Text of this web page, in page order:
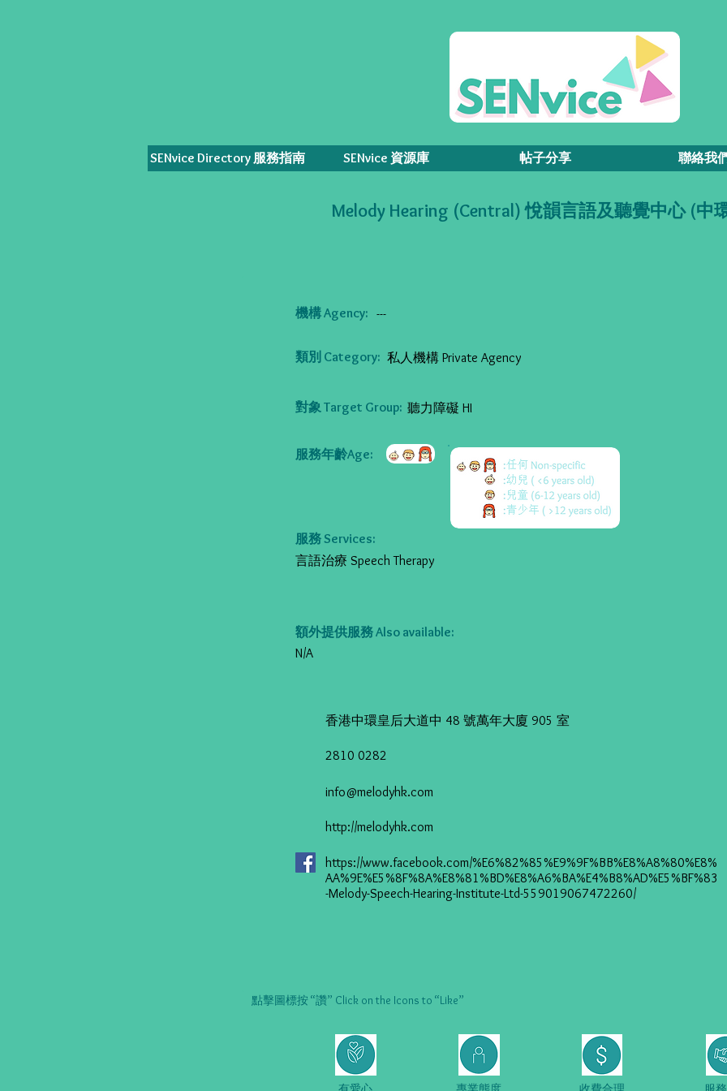
SENvice Directory 服務指南 SENvice 資源庫 帖子分享 聯絡我
Melody Hearing (Central) 悅韻言語及聽覺中心 (中
機構 Agency: ---
類別 Category: 私人機構 Private Agency
對象 Target Group: 聽力障礙 HI
服務年齡Age:
服務 Services:
言語治療 Speech Therapy
額外提供服務 Also available:
N/A
香港中環皇后大道中 48 號萬年大廈 905 室
2810 0282
info@melodyhk.com
http://melodyhk.com
https://www.facebook.com/%E6%82%85%E9%9F%BB%E8%A8%80%E8%
AA%9E%E5%8F%8A%E8%81%BD%E8%A6%BA%E4%B8%AD%E5%BF%83
-Melody-Speech-Hearing-Institute-Ltd-559019067472260/
點擊圖標按 “讚” Click on the Icons to “Like”